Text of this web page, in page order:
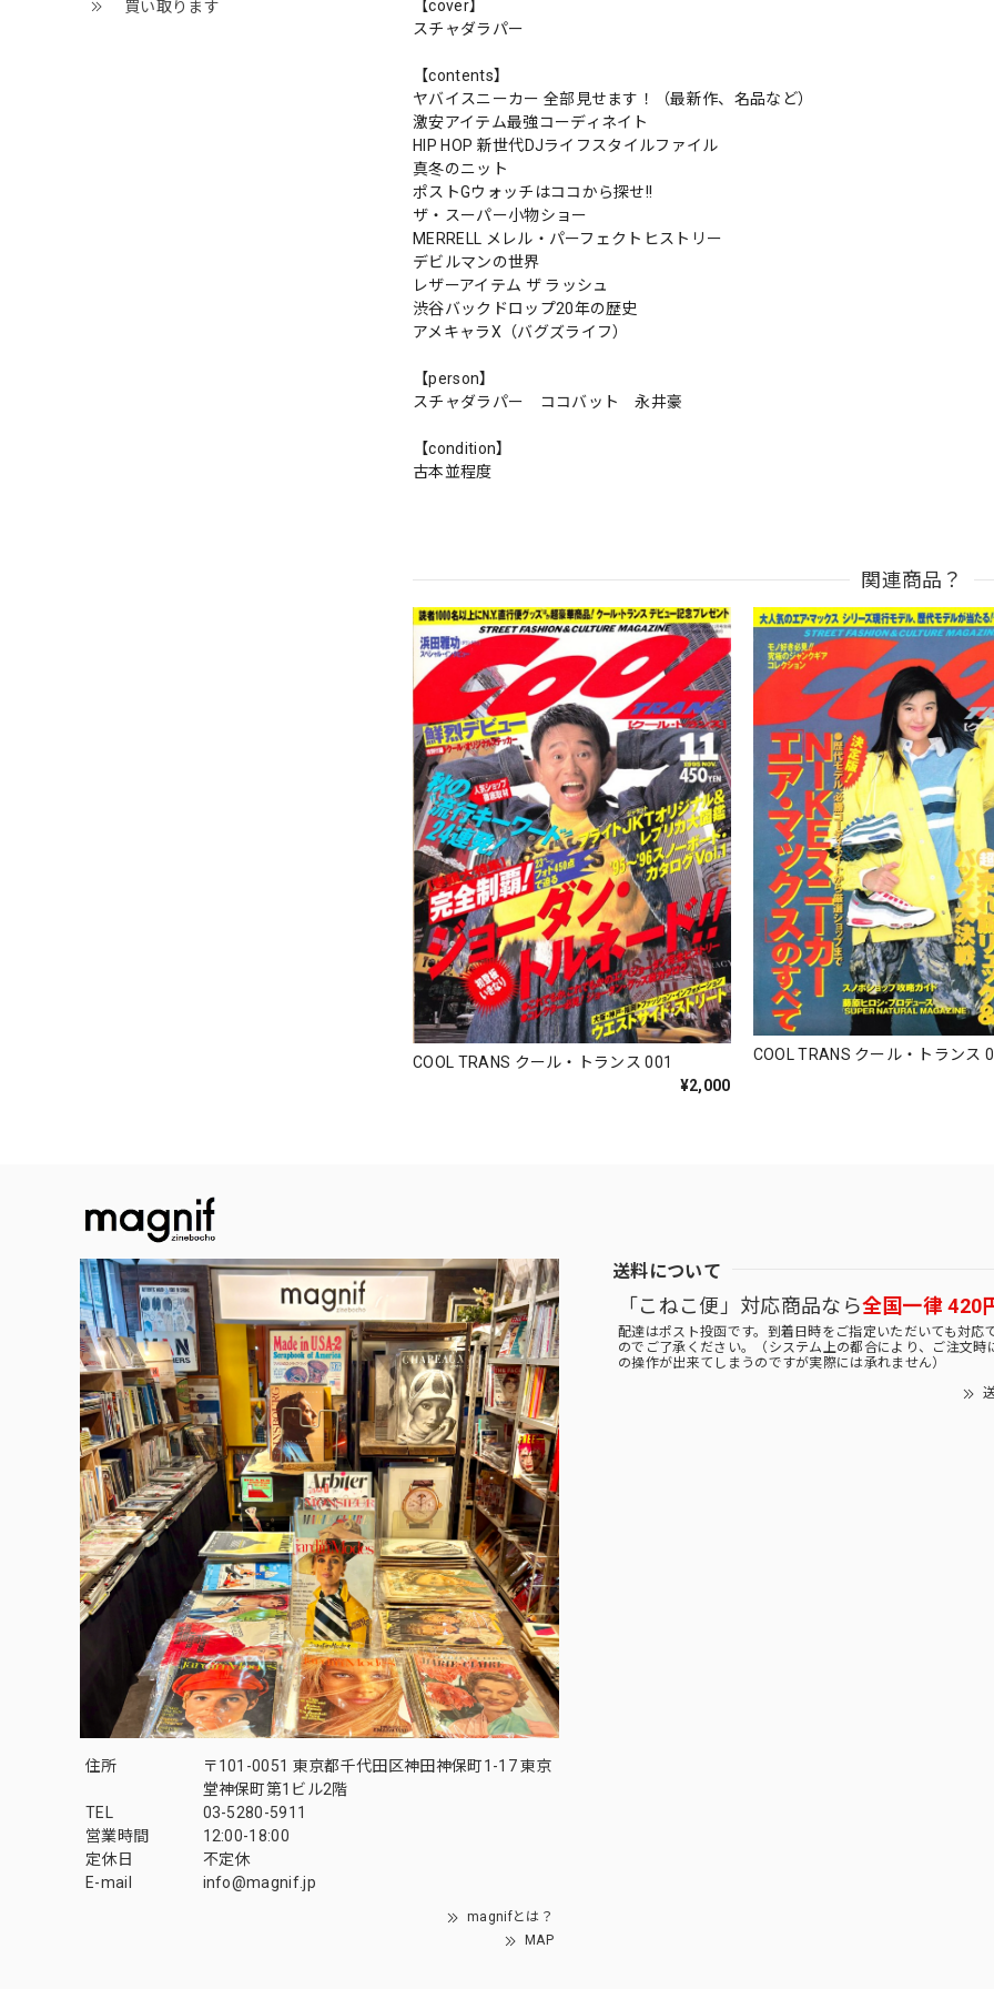
買い取ります
【cover】
スチャダラパー
【contents】
ヤバイスニーカー 全部見せます！（最新作、名品など）
激安アイテム最強コーディネイト
HIP HOP 新世代DJライフスタイルファイル
真冬のニット
ポストGウォッチはココから探せ!!
ザ・スーパー小物ショー
MERRELL メレル・パーフェクトヒストリー
デビルマンの世界
レザーアイテム ザ ラッシュ
渋谷バックドロップ20年の歴史
アメキャラX（バグズライフ）
【person】
スチャダラパー ココバット 永井豪
【condition】
古本並程度
関連商品？
COOL TRANS クール・トランス 001
¥2,000
COOL TRANS クール・トランス
住所
〒101-0051 東京都千代田区神田神保町1-17 東京
堂神保町第1ビル2階
TEL
03-5280-5911
営業時間
12:00-18:00
定休日
不定休
E-mail
info@magnif.jp
magnifとは？
MAP
送料について
「こねこ便」対応商品なら全国一律 420
配達はポスト投函です。到着日時をご指定いただいても対応
のでご了承ください。（システム上の都合により、ご注文時
の操作が出来てしまうのですが実際には承れません）